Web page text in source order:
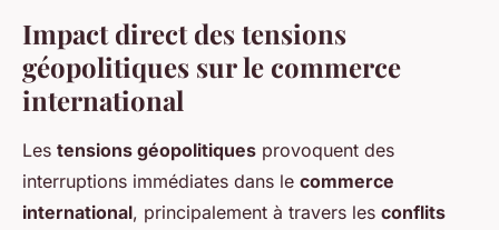
Impact direct des tensions
géopolitiques sur le commerce
international
Les tensions géopolitiques provoquent des
interruptions immédiates dans le commerce
international, principalement à travers les conflits